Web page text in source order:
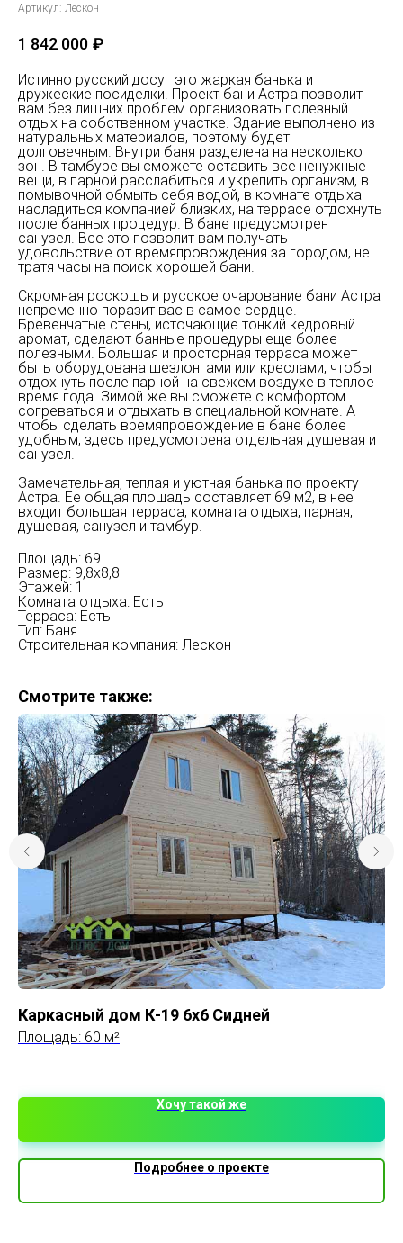
Артикул: Лескон
1 842 000 ₽
Истинно русский досуг это жаркая банька и
дружеские посиделки. Проект бани Астра позволит
вам без лишних проблем организовать полезный
отдых на собственном участке. Здание выполнено из
натуральных материалов, поэтому будет
долговечным. Внутри баня разделена на несколько
зон. В тамбуре вы сможете оставить все ненужные
вещи, в парной расслабиться и укрепить организм, в
помывочной обмыть себя водой, в комнате отдыха
насладиться компанией близких, на террасе отдохнуть
после банных процедур. В бане предусмотрен
санузел. Все это позволит вам получать
удовольствие от времяпровождения за городом, не
тратя часы на поиск хорошей бани.
Скромная роскошь и русское очарование бани Астра
непременно поразит вас в самое сердце.
Бревенчатые стены, источающие тонкий кедровый
аромат, сделают банные процедуры еще более
полезными. Большая и просторная терраса может
быть оборудована шезлонгами или креслами, чтобы
отдохнуть после парной на свежем воздухе в теплое
время года. Зимой же вы сможете с комфортом
согреваться и отдыхать в специальной комнате. А
чтобы сделать времяпровождение в бане более
удобным, здесь предусмотрена отдельная душевая и
санузел.
Замечательная, теплая и уютная банька по проекту
Астра. Ее общая площадь составляет 69 м2, в нее
входит большая терраса, комната отдыха, парная,
душевая, санузел и тамбур.
Площадь: 69
Размер: 9,8х8,8
Этажей: 1
Комната отдыха: Есть
Терраса: Есть
Тип: Баня
Строительная компания: Лескон
Смотрите также:
Каркасный дом К-19 6х6 Сидней
Площадь: 60 м²
Хочу такой же
Подробнее о проекте